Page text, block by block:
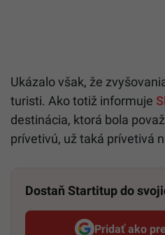
Ukázalo však, že
turisti. Ako totiž informuje
destinácia, ktorá bola
prívetivú, už taká prívetivá
Dostaň Startitup do
Pridať ako